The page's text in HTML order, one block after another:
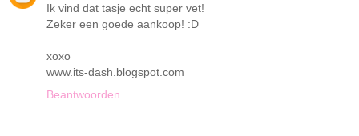
Ik vind dat tasje echt super vet!
Zeker een goede aankoop! :D
xoxo
www.its-dash.blogspot.com
Beantwoorden